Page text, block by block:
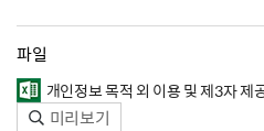
파일
개인정보 목적 외 이용 및 제3자
미리보기